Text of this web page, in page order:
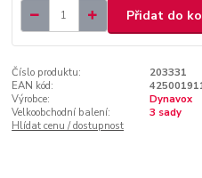
Přidat do
Číslo produktu:
203331
EAN kód:
Výrobce:
Dynavox
Velkoobchodní balení:
3 sady
Hlídat cenu / dostupnost